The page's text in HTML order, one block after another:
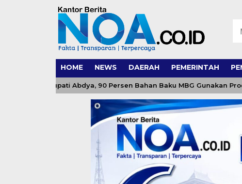
HOME NEWS DAERAH PEMERINTAH
Dukung Bupati Abdya, 90 Persen Bahan Baku MBG Gunakan